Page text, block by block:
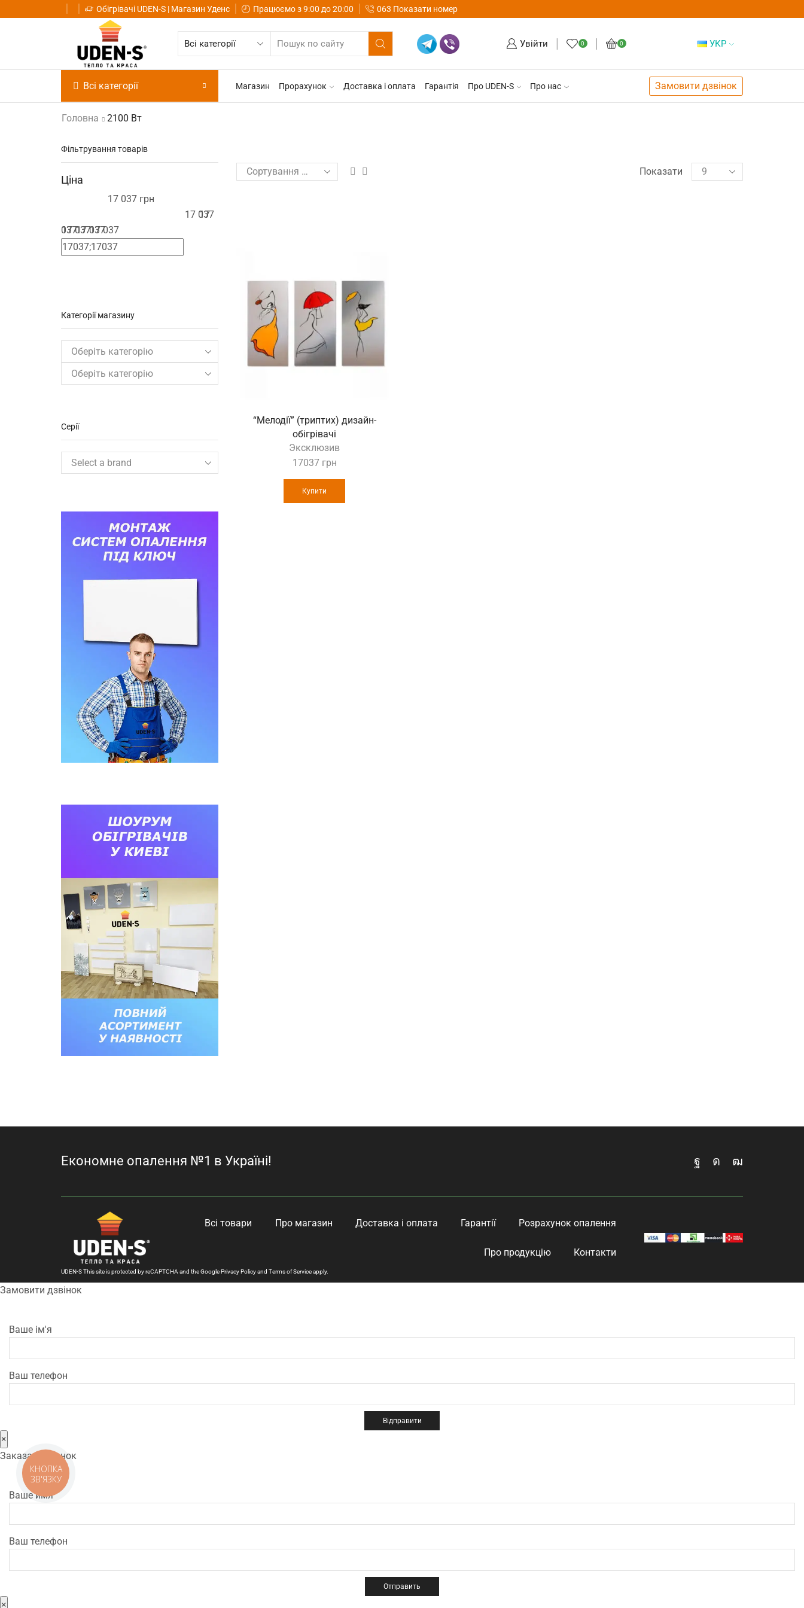
Обігрівачі UDEN-S | Магазин Уденс Працюємо з 9:00 до 20:00 063 Показати номер
Увійти 0 0 УКР
Всі категорії Магазин Прорахунок Доставка і оплата Гарантія Про UDEN-S Про нас Замовити дзвінок
Головна 2100 Вт
Показати
“Мелодії” (триптих) дизайн-
обігрівачі
Эксклюзив
17037 грн
Купити
Фільтрування товарів
Ціна
17 037 грн
17 037
17
037
17 03717 03717 037
Категорії магазину
Оберіть категорію
Серії
Економне опалення №1 в Україні!
Всі товари Про магазин Доставка і оплата Гарантії Розрахунок опалення
Про продукцію Контакти
UDEN-S This site is protected by reCAPTCHA and the Google Privacy Policyand Terms of Serviceapply.
Замовити дзвінок
Ваше ім'я
Ваш телефон
×
Заказать звонок
Ваше имя
Ваш телефон
×
КНОПКА
ЗВ'ЯЗКУ